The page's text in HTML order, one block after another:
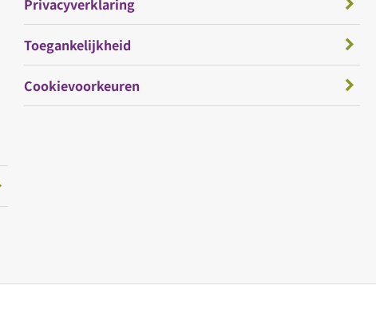
Privacyverklaring
Toegankelijkheid
Cookievoorkeuren